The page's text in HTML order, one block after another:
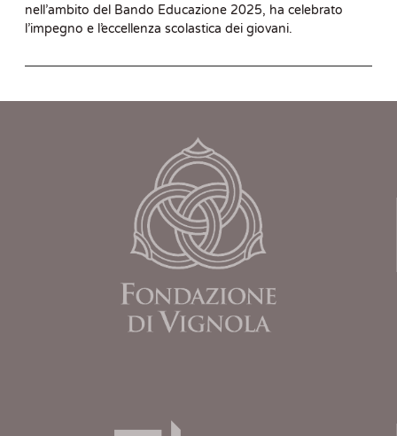
nell’ambito del Bando Educazione 2025, ha celebrato
l’impegno e l’eccellenza scolastica dei giovani.